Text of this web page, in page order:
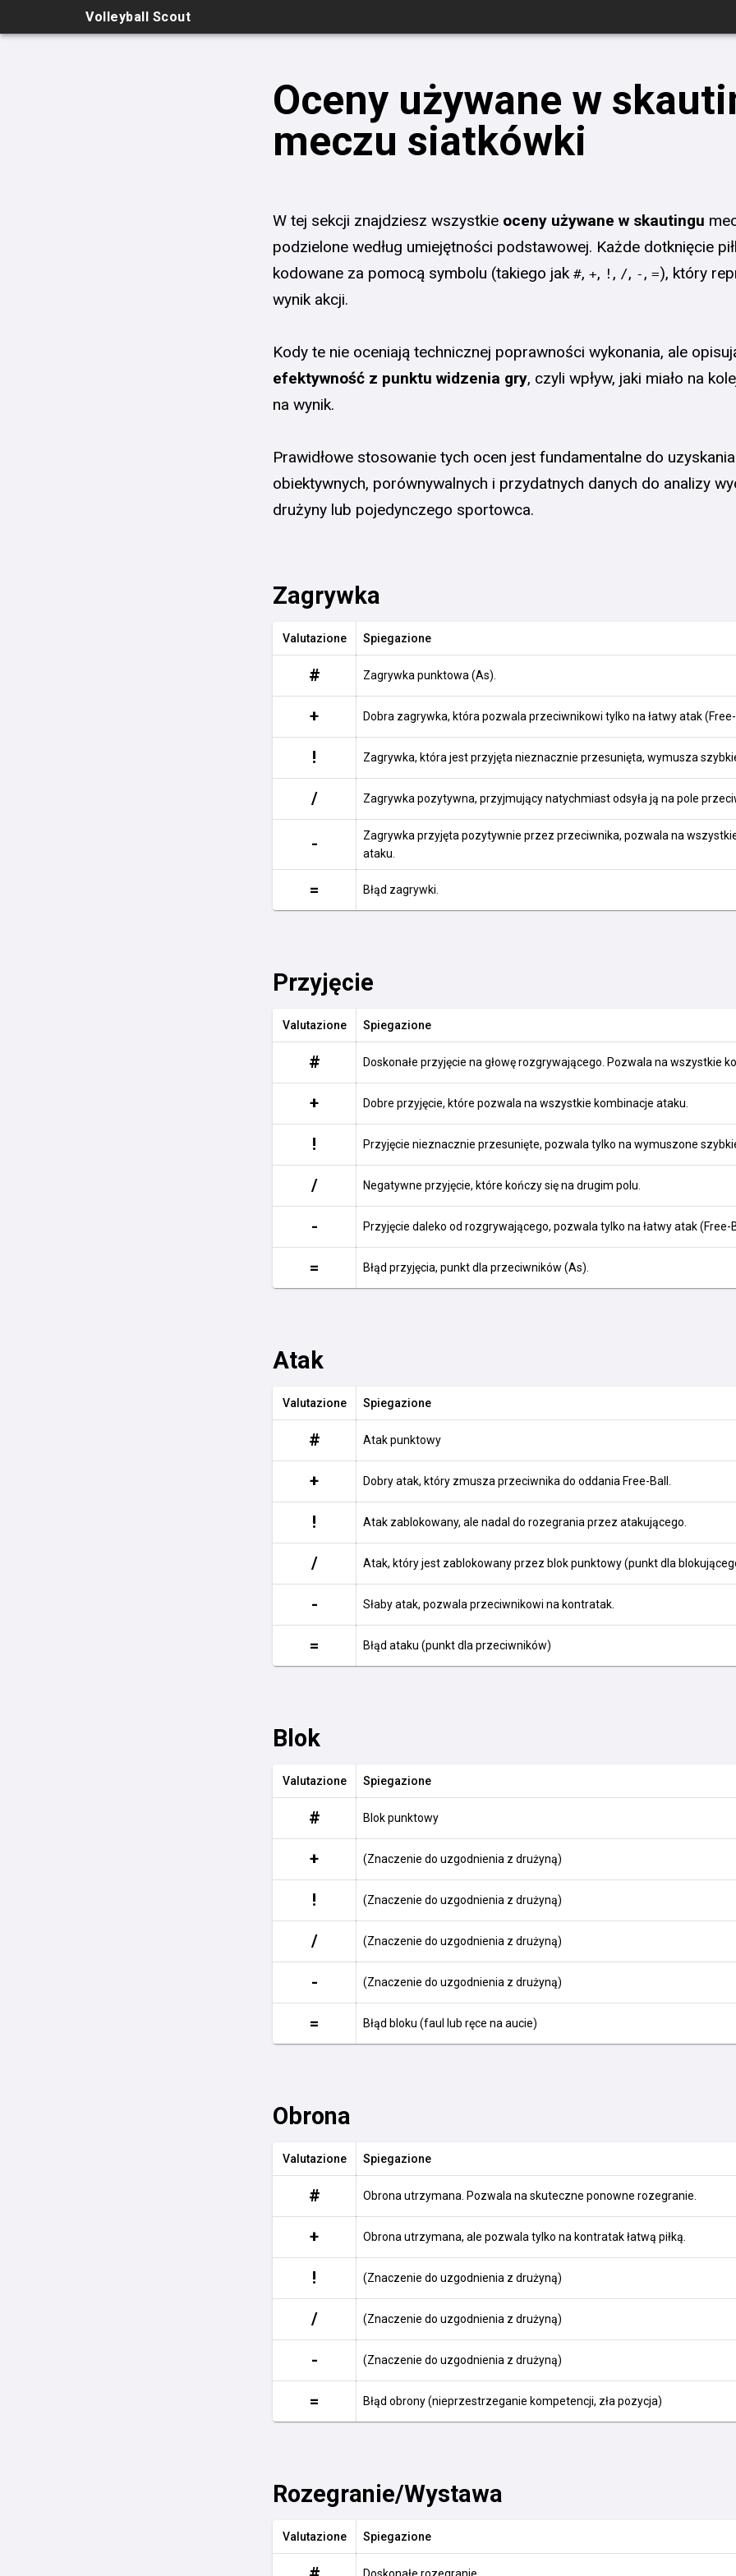
Volleyball Scout
Oceny używane w
meczu siatkówki
W tej sekcji znajdziesz wszystkie oceny używane w skautingu
podzielone według umiejętności podstawowej. Każde dotknięcie
kodowane za pomocą symbolu (takiego jak #, +, ! , /, - , =), który
wynik akcji.
Kody te nie oceniają technicznej poprawności wykonania, ale
efektywność z punktu widzenia gry, czyli wpływ, jaki miało na
na wynik.
Prawidłowe stosowanie tych ocen jest fundamentalne do uzyskania
obiektywnych, porównywalnych i przydatnych danych do analizy
drużyny lub pojedynczego sportowca.
Zagrywka
Valutazione Spiegazione
# Zagrywka punktowa (As).
+ Dobra zagrywka, która pozwala przeciwnikowi tylko na łatwy atak
! Zagrywka, która jest przyjęta nieznacznie przesunięta, wymusza
/ Zagrywka pozytywna, przyjmujący natychmiast odsyła ją na pole
-
Zagrywka przyjęta pozytywnie przez przeciwnika, pozwala na
ataku.
= Błąd zagrywki.
Przyjęcie
Valutazione Spiegazione
# Doskonałe przyjęcie na głowę rozgrywającego. Pozwala na wszystkie
+ Dobre przyjęcie, które pozwala na wszystkie kombinacje ataku.
! Przyjęcie nieznacznie przesunięte, pozwala tylko na wymuszone
/ Negatywne przyjęcie, które kończy się na drugim polu.
- Przyjęcie daleko od rozgrywającego, pozwala tylko na łatwy atak (Free-
= Błąd przyjęcia, punkt dla przeciwników (As).
Atak
Valutazione Spiegazione
# Atak punktowy
+ Dobry atak, który zmusza przeciwnika do oddania Free-Ball.
! Atak zablokowany, ale nadal do rozegrania przez atakującego.
/ Atak, który jest zablokowany przez blok punktowy (punkt dla
- Słaby atak, pozwala przeciwnikowi na kontratak.
= Błąd ataku (punkt dla przeciwników)
Blok
Valutazione Spiegazione
# Blok punktowy
+ (Znaczenie do uzgodnienia z drużyną)
! (Znaczenie do uzgodnienia z drużyną)
/ (Znaczenie do uzgodnienia z drużyną)
- (Znaczenie do uzgodnienia z drużyną)
= Błąd bloku (faul lub ręce na aucie)
Obrona
Valutazione Spiegazione
# Obrona utrzymana. Pozwala na skuteczne ponowne rozegranie.
+ Obrona utrzymana, ale pozwala tylko na kontratak łatwą piłką.
! (Znaczenie do uzgodnienia z drużyną)
/ (Znaczenie do uzgodnienia z drużyną)
- (Znaczenie do uzgodnienia z drużyną)
= Błąd obrony (nieprzestrzeganie kompetencji, zła pozycja)
Rozegranie/Wystawa
Valutazione Spiegazione